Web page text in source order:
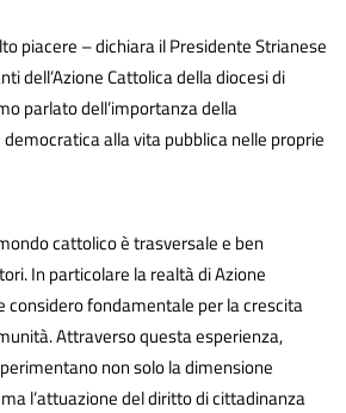
piacere – dichiara il Presidente Strianese
dell’Azione Cattolica della diocesi di
parlato dell’importanza della
alla vita pubblica nelle proprie
cattolico è trasversale e ben
In particolare la realtà di Azione
considero fondamentale per la crescita
Attraverso questa esperienza,
non solo la dimensione
l’attuazione del diritto di cittadinanza